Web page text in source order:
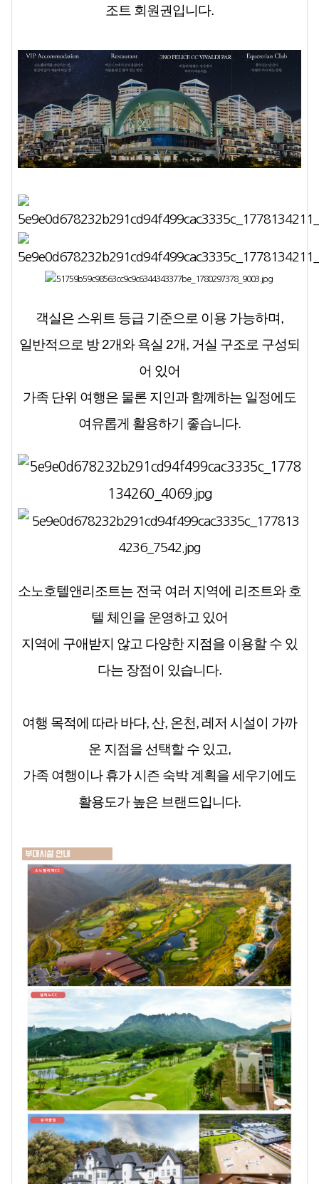
조트 회원권입니다.
객실은 스위트 등급 기준으로 이용 가능하며,
일반적으로 방 2개와 욕실 2개, 거실 구조로 구성되
어 있어
가족 단위 여행은 물론 지인과 함께하는 일정에도
여유롭게 활용하기 좋습니다.
소노호텔앤리조트는 전국 여러 지역에 리조트와 호
텔 체인을 운영하고 있어
지역에 구애받지 않고 다양한 지점을 이용할 수 있
다는 장점이 있습니다.
여행 목적에 따라 바다, 산, 온천, 레저 시설이 가까
운 지점을 선택할 수 있고,
가족 여행이나 휴가 시즌 숙박 계획을 세우기에도
활용도가 높은 브랜드입니다.